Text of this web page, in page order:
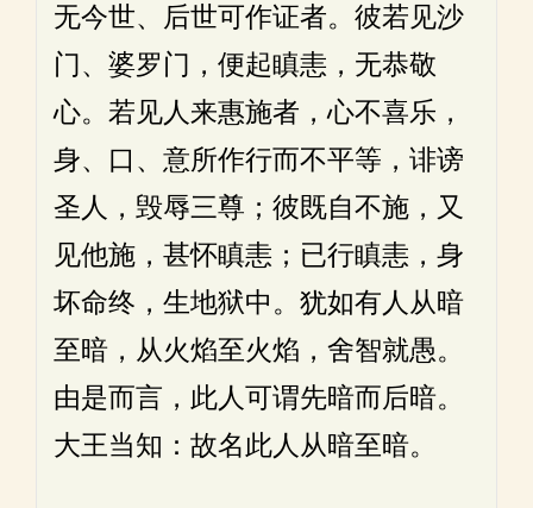
无今世、后世可作证者。彼若见沙
门、婆罗门，便起瞋恚，无恭敬
心。若见人来惠施者，心不喜乐，
身、口、意所作行而不平等，诽谤
圣人，毁辱三尊；彼既自不施，又
见他施，甚怀瞋恚；已行瞋恚，身
坏命终，生地狱中。犹如有人从暗
至暗，从火焰至火焰，舍智就愚。
由是而言，此人可谓先暗而后暗。
大王当知：故名此人从暗至暗。